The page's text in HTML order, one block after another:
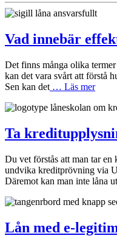
Vad innebär
Det finns många olika
kan det vara svårt att förstå
Sen kan det … Läs mer
Ta
Du vet förstås att man tar
undvika kreditprövning via
Däremot kan man inte låna
Lån med e-